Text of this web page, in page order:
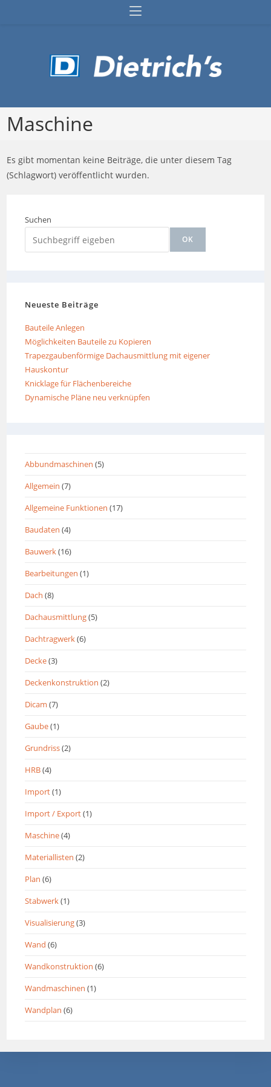
Maschine
Es gibt momentan keine Beiträge, die unter diesem Tag
(Schlagwort) veröffentlicht wurden.
Suchen
OK
Neueste Beiträge
Bauteile Anlegen
Möglichkeiten Bauteile zu Kopieren
Trapezgaubenförmige Dachausmittlung mit eigener
Hauskontur
Knicklage für Flächenbereiche
Dynamische Pläne neu verknüpfen
Abbundmaschinen (5)
Allgemein (7)
Allgemeine Funktionen (17)
Baudaten (4)
Bauwerk(16)
Bearbeitungen (1)
Dach (8)
Dachausmittlung(5)
Dachtragwerk(6)
Decke(3)
Deckenkonstruktion (2)
Dicam (7)
Gaube(1)
Grundriss(2)
HRB(4)
Import(1)
Import / Export(1)
Maschine(4)
Materiallisten (2)
Plan (6)
Stabwerk(1)
Visualisierung(3)
Wand (6)
Wandkonstruktion (6)
Wandmaschinen (1)
Wandplan (6)